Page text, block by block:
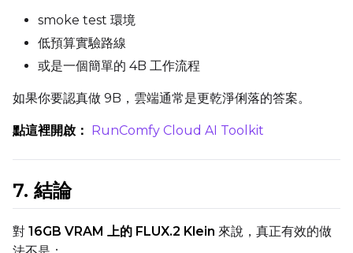
smoke test 環境
低預算實驗路線
或是一個簡單的 4B 工作流程
如果你要認真做 9B，雲端通常是更乾淨俐落的答案。
點這裡開啟： RunComfy Cloud AI Toolkit
7. 結論
對 16GB VRAM 上的 FLUX.2 Klein 來說，真正有效的做